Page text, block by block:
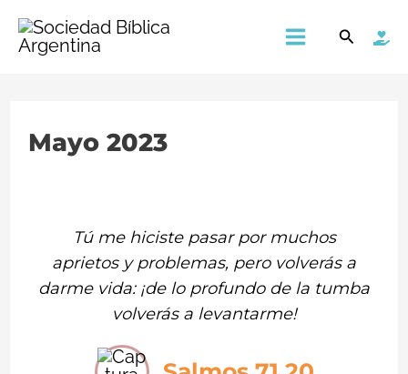
MainBuscar
Mayo 2023
Tú me hiciste pasar por muchos
aprietos y problemas, pero volverás a
darme vida: ¡de lo profundo de la tumba
volverás a levantarme!